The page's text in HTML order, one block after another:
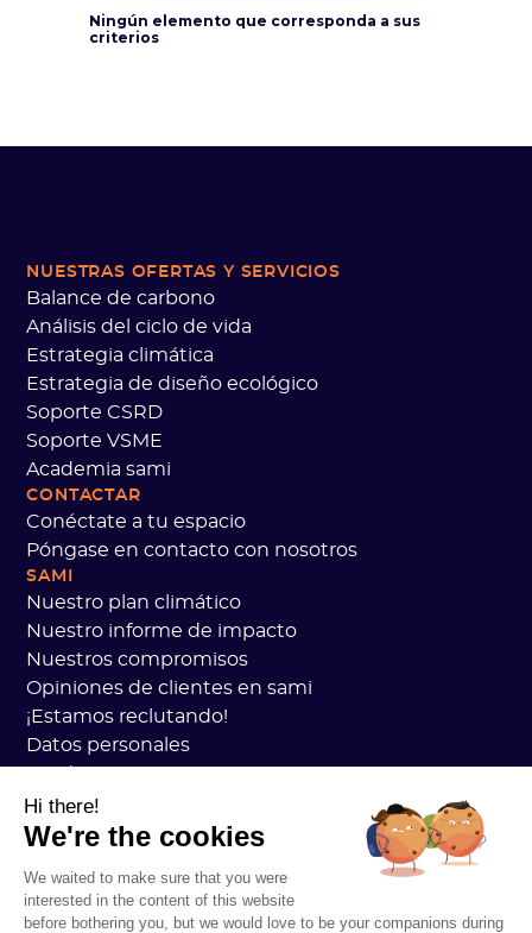
Ningún elemento que corresponda a sus
criterios
NUESTRAS OFERTAS Y SERVICIOS
Balance de carbono
Análisis del ciclo de vida
Estrategia climática
Estrategia de diseño ecológico
Soporte CSRD
Soporte VSME
Academia sami
CONTACTAR
Conéctate a tu espacio
Póngase en contacto con nosotros
SAMI
Nuestro plan climático
Nuestro informe de impacto
Nuestros compromisos
Opiniones de clientes en sami
¡Estamos reclutando!
Datos personales
seguridad
Estado de los servicios
RECURSOS
Plan general de carbono
Hi there!
We're the cookies
We waited to make sure that you were
interested in the content of this website
before bothering you, but we would love to be your companions during